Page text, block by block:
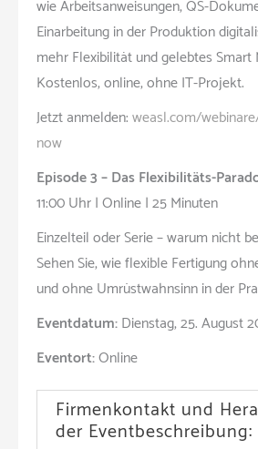
wie Arbeitsanweisungen, QS-
Einarbeitung in der Produktion
mehr Flexibilität und gelebtes Smart
Kostenlos, online, ohne IT-Projekt.
Jetzt anmelden:weasl.com/
now
Episode 3 – Das Flexibilitäts-
11:00 Uhr | Online | 25 Minuten
Einzelteil oder Serie – warum nicht
Sehen Sie, wie flexible Fertigung
und ohne Umrüstwahnsinn in der
Eventdatum:Dienstag, 25. August
Eventort:Online
Firmenkontakt und
der Eventbeschreibung: